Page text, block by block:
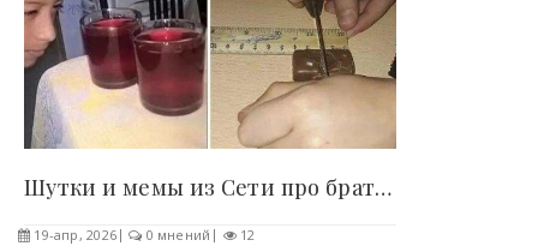
Шутки и мемы из Сети про братьев и сестер (15..
19-апр, 2026 0 мнений 12